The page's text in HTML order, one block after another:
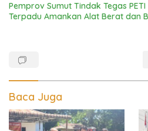
Pemprov Sumut Tindak Tegas
Terpadu Amankan Alat Berat dan
Baca Juga